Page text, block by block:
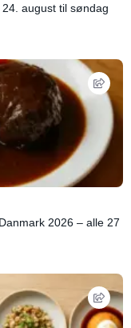
august til søndag
2026 – alle 27